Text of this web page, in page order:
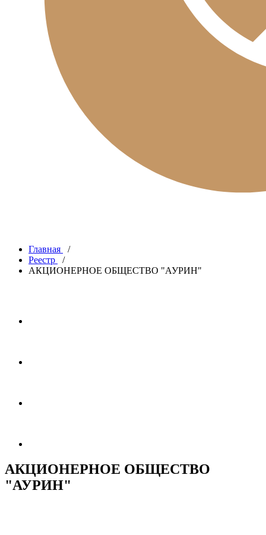
Главная
/
Реестр
/
АКЦИОНЕРНОЕ ОБЩЕСТВО "АУРИН"
АКЦИОНЕРНОЕ ОБЩЕСТВО
"АУРИН"